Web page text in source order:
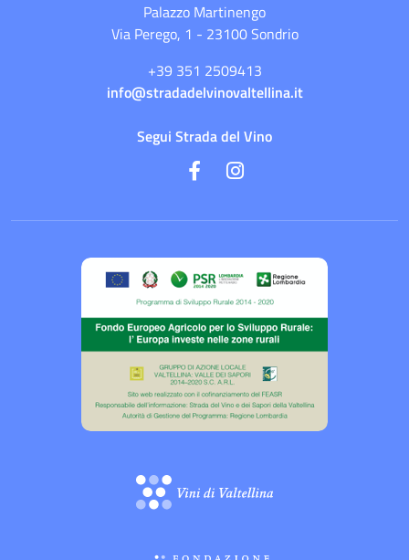
Palazzo Martinengo
Via Perego, 1 - 23100 Sondrio
+39 351 2509413
info@stradadelvinovaltellina.it
Segui Strada del Vino